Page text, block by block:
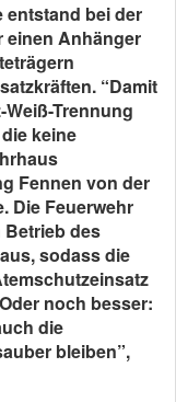
entstand bei der
einen Anhänger
“Damit
Trennung
keine
Fennen von der
Die Feuerwehr
Betrieb des
sodass die
noch besser:
die
bleiben”,